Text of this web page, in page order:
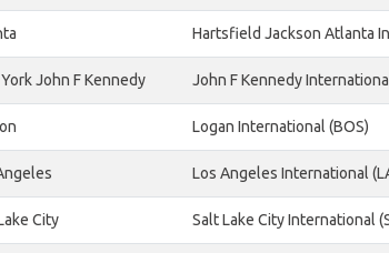
Hartsfield Jackson Atlanta
John F Kennedy John F Kennedy
Logan International (BOS)
Los Angeles International
City Salt Lake City International